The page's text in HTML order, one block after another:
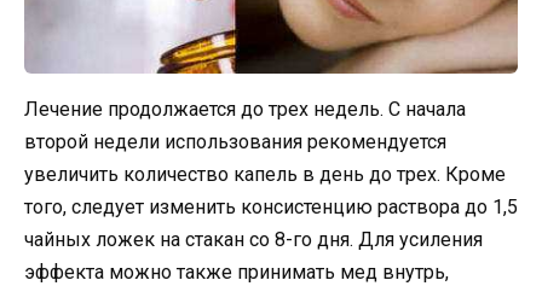
Лечение продолжается до трех недель. С начала
второй недели использования рекомендуется
увеличить количество капель в день до трех. Кроме
того, следует изменить консистенцию раствора до 1,5
чайных ложек на стакан со 8-го дня. Для усиления
эффекта можно также принимать мед внутрь,